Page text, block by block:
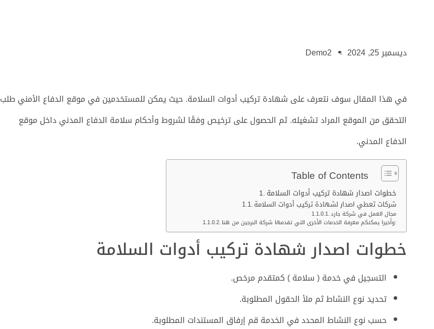
ديسمبر 25, 2024 Demo2
في هذا المقال سوف نتعرف على شهادة تركيب أدوات السلامة. حيث يمكن للمستخدمين في موقع الدفاع الأمني طلب
التحقق من الموقع المراد تشغيله. ثم الحصول على ترخيص وفقًا لشروط وأحكام سلامة الدفاع المدني داخل موقع
الدفاع المدني.
Table of Contents
خطوات اصدار شهادة تركيب أدوات السلامة
شركات تعطي اصدار لشهادة تركيب أدوات السلامة
مجال العمل في شركة جارد
وأخيرا يمكنكم معرفة الخدمات الأخرى التي تقدمها شركة البرجين من هنا:
خطوات اصدار شهادة تركيب أدوات السلامة
التسجيل في خدمة ( سلامة ) كمتقدم مرخص.
تحديد نوع النشاط ثم ملأ الحقول المطلوبة.
حسب نوع النشاط المحدد في الخدمة قم إرفاق المستندات المطلوبة.